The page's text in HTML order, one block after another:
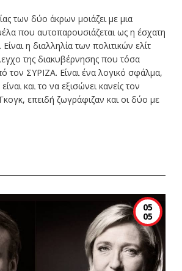
των δύο άκρων μοιάζει με μια
που αυτοπαρουσιάζεται ως η έσχατη
η διαλληλία των πολιτικών ελίτ
της διακυβέρνησης που τόσα
τον ΣΥΡΙΖΑ. Είναι ένα λογικό σφάλμα,
και το να εξισώνει κανείς τον
επειδή ζωγράφιζαν και οι δύο με
05
05